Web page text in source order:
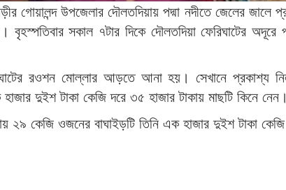
গোয়ালন্দ উপজেলার দৌলতদিয়ায় পদ্মা নদীতে জেলের
সকাল ৭টার দিকে দৌলতদিয়া ফেরিঘাটের অদূরে
রওশন মোল্লার আড়তে আনা হয়। সেখানে প্রকাশ্য
দুইশ টাকা কেজি দরে ৩৫ হাজার টাকায় মাছটি কিনে নেন।
২৯ কেজি ওজনের বাঘাইড়টি তিনি এক হাজার দুইশ টাকা